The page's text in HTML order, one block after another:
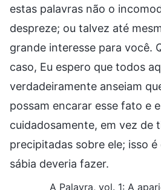
estas palavras não o
despreze; ou talvez até
grande interesse para você.
caso, Eu espero que todos
verdadeiramente anseiam
possam encarar esse fato e
cuidadosamente, em vez de
precipitadas sobre ele; isso é
sábia deveria fazer.
A Palavra, vol. 1: A